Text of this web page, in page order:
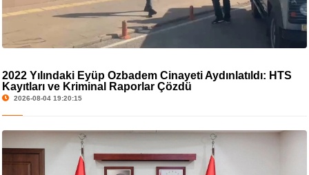
2022 Yılındaki Eyüp Özbadem Cinayeti Aydınlatıldı: HTS
Kayıtları ve Kriminal Raporlar Çözdü
2026-08-04 19:20:15